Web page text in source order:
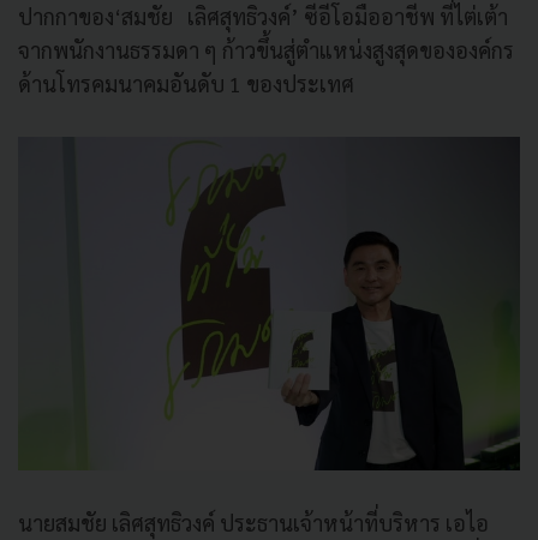
ปากกาของ‘สมชัย เลิศสุทธิวงค์’ ซีอีโอมืออาชีพ ที่ไต่เต้า
จากพนักงานธรรมดา ๆ ก้าวขึ้นสู่ตำแหน่งสูงสุดขององค์กร
ด้านโทรคมนาคมอันดับ 1 ของประเทศ
นายสมชัย เลิศสุทธิวงค์ ประธานเจ้าหน้าที่บริหาร เอไอ